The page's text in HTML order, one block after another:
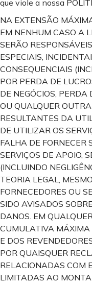
que viole a nossa
NA EXTENSÃO
EM NENHUM CASO A
SERÃO
ESPECIAIS,
CONSEQUENCIAIS
POR PERDA DE
DE NEGÓCIOS,
OU QUALQUER
RESULTANTES DA
DE UTILIZAR OS
FALHA DE FORNECER
SERVIÇOS DE APOIO,
(INCLUINDO
TEORIA LEGAL,
FORNECEDORES OU
SIDO AVISADOS
DANOS. EM
CUMULATIVA MÁXIMA
E DOS
POR QUAISQUER
RELACIONADAS COM
LIMITADAS AO